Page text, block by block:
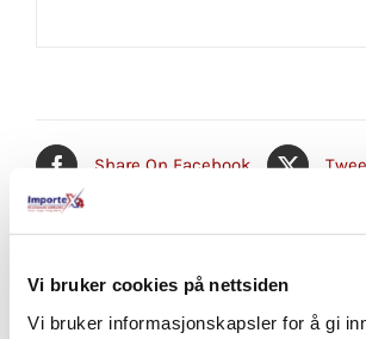
Vi bruker cookies på nettsiden
Vi bruker informasjonskapsler for å gi
Share On Facebook